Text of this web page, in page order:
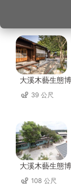
大溪木藝生態
39 公尺
大溪木藝生態
108 公尺